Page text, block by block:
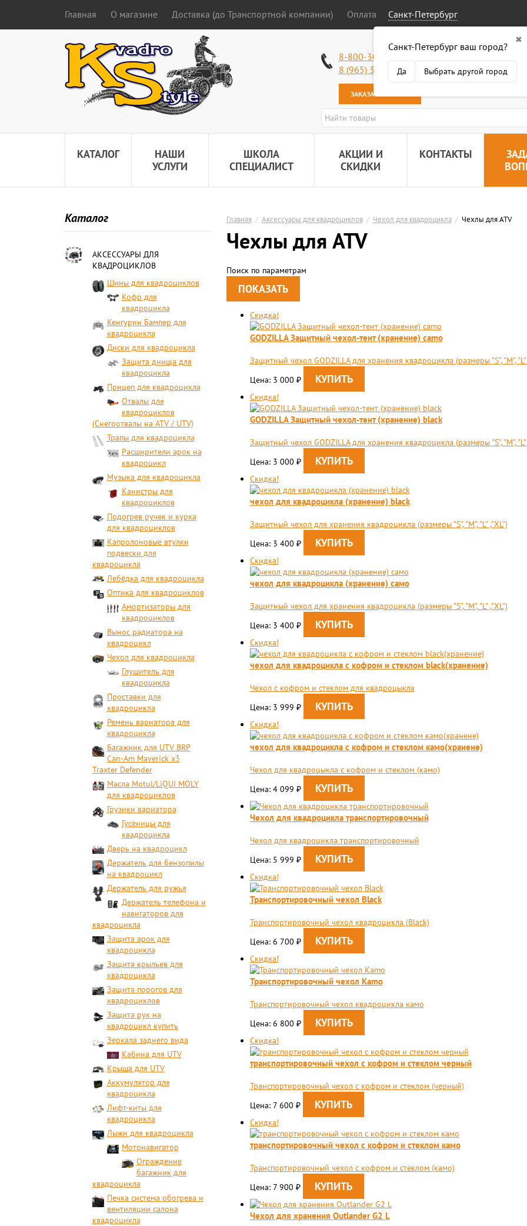
Главная О магазине Доставка (до Транспортной компании) Оплата Санкт-Петербург
✖
Санкт-Петербург ваш город?
Да Выбрать другой город
8-800-301-50-58
8 (965) 318-34-38
ЗАКАЗАТЬ ЗВОНОК
Работаем
КАТАЛОГ
НАШИ
УСЛУГИ
ШКОЛА
СПЕЦИАЛИСТ
АКЦИИ И
СКИДКИ
КОНТАКТЫ
Каталог
АКСЕССУАРЫ ДЛЯ
КВАДРОЦИКЛОВ
Шины для квадроциклов
Кофр для
квадроцикла
Кенгурин Бампер для
квадроцикла
Диски для квадроцикла
Защита днища для
квадроцикла
Прицеп для квадроцикла
Отвалы для
квадроциклов
(Снегоотвалы на ATV / UTV)
Трапы для квадроцикла
Расширители арок на
квадроцикл
Музыка для квадроцикла
Канистры для
квадроциклов
Подогрев ручек и курка
для квадроциклов
Капролоновые втулки
подвески для
квадроцикла
Лебёдка для квадроцикла
Оптика для квадроциклов
Амортизаторы для
квадроциклов
Вынос радиатора на
квадроцикл
Чехол для квадроцикла
Глушитель для
квадроцикла
Проставки для
квадроцикла
Ремень вариатора для
квадроцикла
Багажник для UTV BRP
Can-Am Maverick x3
Traxter Defender
Масла Motul/LiQUI MOLY
для квадроциклов
Грузики вариатора
Гусеницы для
квадроцикла
Дверь на квадроцикл
Держатель для бензопилы
на квадроцикл
Держатель для ружья
Держатель телефона и
навигаторов для
квадроцикла
Защита арок для
квадроцикла
Защита крыльев для
квадроцикла
Защита порогов для
квадроциклов
Защита рук на
квадроцикл купить
Зеркала заднего вида
Кабина для UTV
Крыша для UTV
Аккумулятор для
квадроцикла
Лифт-киты для
квадроцикла
Лыжи для квадроцикла
Мотонавигатор
Ограждение
багажник для
квадроцикла
Печка система обогрева и
вентиляции салона
квадроцикла
Главная / Аксессуары для квадроциклов / Чехол для квадроцикла / Чехлы для ATV
Чехлы для ATV
Поиск по параметрам
Скидка!
GODZILLA Защитный чехол-тент (хранение) camo
Защитный чехол GODZILLA для хранения квадроцикла (размеры "S", "М", "L"
Цена: 3 000 ₽
Скидка!
GODZILLA Защитный чехол-тент (хранение) black
Защитный чехол GODZILLA для хранения квадроцикла (размеры "S", "М", "L"
Цена: 3 000 ₽
Скидка!
чехол для квадроцикла (хранение) black
Защитный чехол для хранения квадроцикла (размеры "S", "М", "L" ,"XL")
Цена: 3 400 ₽
Скидка!
чехол для квадроцикла (хранение) само
Защитный чехол для хранения квадроцикла (размеры "S", "М", "L" ,"XL")
Цена: 3 400 ₽
Скидка!
чехол для квадроцикла с кофром и стеклом black(хранение)
Чехол с кофром и стеклом для квадроцыкла
Цена: 3 999 ₽
Скидка!
чехол для квадроцикла с кофром и стеклом камо(хранене)
Чехол для квадроцыкла с кофром и стеклом (камо)
Цена: 4 099 ₽
Чехол для квадроцикла транспортировочный
Чехол для квадроцикла транспортировочный
Цена: 5 999 ₽
Скидка!
Транспортировочный чехол Black
Транспортировочный чехол квадроцикла (Black)
Цена: 6 700 ₽
Скидка!
Транспортировочный чехол Кamo
Транспортировочный чехол квадроцикла камо
Цена: 6 800 ₽
Скидка!
транспортировочный чехол с кофром и стеклом черный
Транспортировочный чехол с кофром и стеклом (черный)
Цена: 7 600 ₽
Скидка!
транспортировочный чехол с кофром и стеклом камо
Транспортировочный чехол с кофром и стеклом (камо)
Цена: 7 900 ₽
Чехол для хранения Outlander G2 L